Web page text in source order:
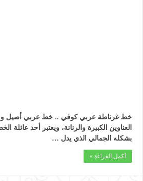
خط غرناطة عربي كوفي .. خط عربي أصيل
العناوين الكبيرة والرنانة، ويعتبر أحد عائلة
بشكله الجمالي الذي يدل …
أكمل القراءة »